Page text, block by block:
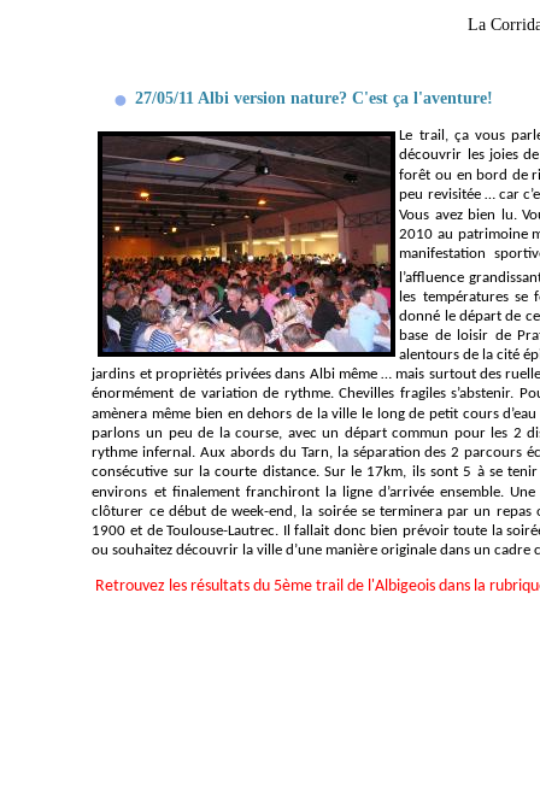
La
27/05/11 Albi version nature? C'est ça l'aventure!
Le trail, ça vous
découvrir les joies
forêt ou en bord de
peu revisitée … car
Vous avez bien lu.
2010 au patrimoine
manifestation
l’affluence
les températures se
donné le départ de
base de loisir de
alentours de la cité
jardins et propriètés privées dans Albi même … mais surtout des
énormément de variation de rythme. Chevilles fragiles s’abstenir.
amènera même bien en dehors de la ville le long de petit cours
parlons un peu de la course, avec un départ commun pour les 2
rythme infernal. Aux abords du Tarn, la séparation des 2 parcours
consécutive sur la courte distance. Sur le 17km, ils sont 5 à se
environs et finalement franchiront la ligne d’arrivée ensemble.
clôturer ce début de week-end, la soirée se terminera par un
1900 et de Toulouse-Lautrec. Il fallait donc bien prévoir toute la
ou souhaitez découvrir la ville d’une manière originale dans un
Retrouvez les résultats du 5ème trail de l'Albigeois dans la